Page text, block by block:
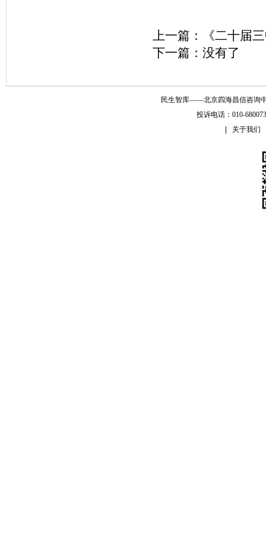
上一篇：
《二十届
下一篇：没有了
民生智库——北京四海昌信咨询
投诉电话：010-
关于我们